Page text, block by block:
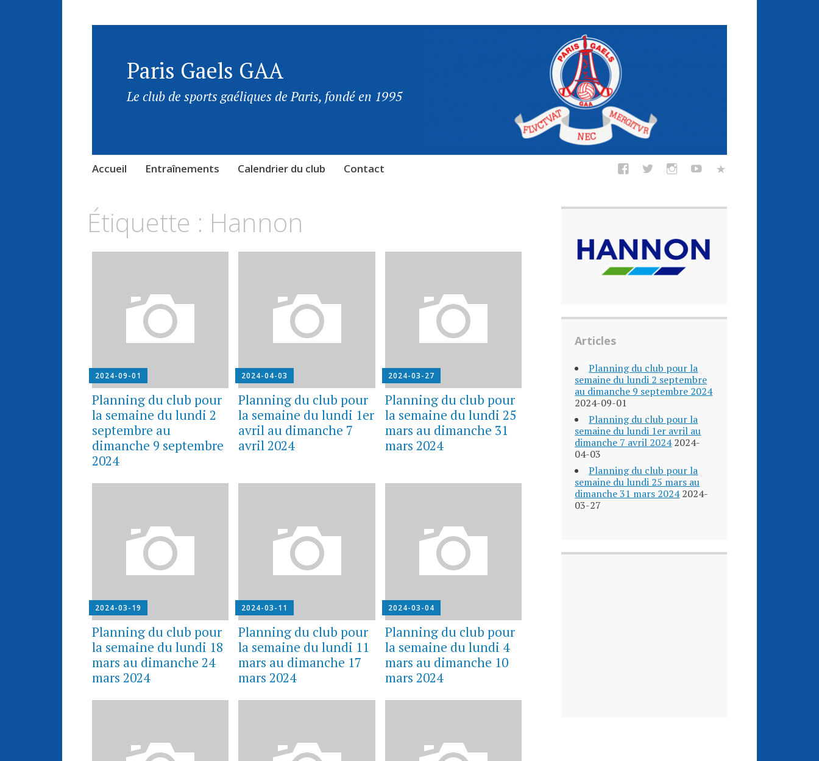
Paris Gaels GAA
Le club de sports gaéliques de Paris, fondé en 1995
Accueil Entraînements Calendrier du club Contact
Étiquette : Hannon
2024-09-01
Planning du club pour
la semaine du lundi 2
septembre au
dimanche 9 septembre
2024
2024-04-03
Planning du club pour
la semaine du lundi 1er
avril au dimanche 7
avril 2024
2024-03-27
Planning du club pour
la semaine du lundi 25
mars au dimanche 31
mars 2024
2024-03-19
Planning du club pour
la semaine du lundi 18
mars au dimanche 24
mars 2024
2024-03-11
Planning du club pour
la semaine du lundi 11
mars au dimanche 17
mars 2024
2024-03-04
Planning du club pour
la semaine du lundi 4
mars au dimanche 10
mars 2024
Articles
Planning du club pour la
semaine du lundi 2 septembre
au dimanche 9 septembre 2024
2024-09-01
Planning du club pour la
semaine du lundi 1er avril au
dimanche 7 avril 2024 2024-
04-03
Planning du club pour la
semaine du lundi 25 mars au
dimanche 31 mars 2024 2024-
03-27